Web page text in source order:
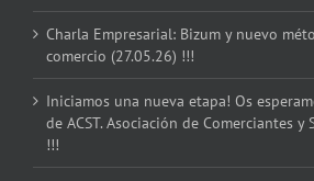
Charla Empresarial: Bizum y nuevo
comercio (27.05.26) !!!
Iniciamos una nueva etapa! Os
de ACST. Asociación de Comerciantes y
!!!